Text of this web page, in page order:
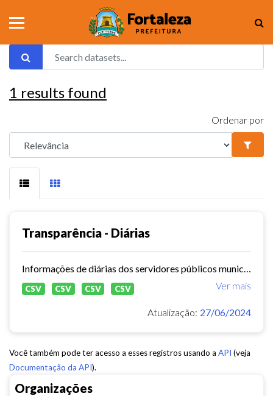
Organizações
1 results found
Ordenar por
Transparência - Diárias
Ver mais
CSV CSV CSV CSV
Atualização: 27/06/2024
Você também pode ter acesso a esses registros usando a API (veja
Documentação da API).